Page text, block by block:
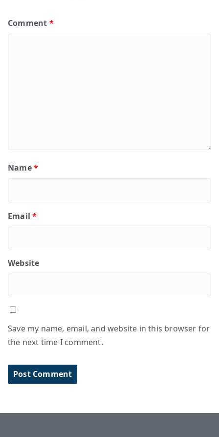
Comment *
Name*
Email*
Website
Save my name, email, and website in this browser for
the next time I comment.